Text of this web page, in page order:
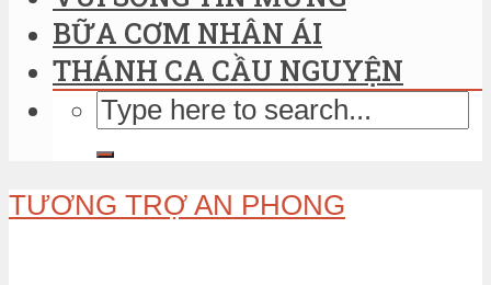
BỮA CƠM NHÂN ÁI
THÁNH CA CẦU NGUYỆN
TƯƠNG TRỢ AN PHONG